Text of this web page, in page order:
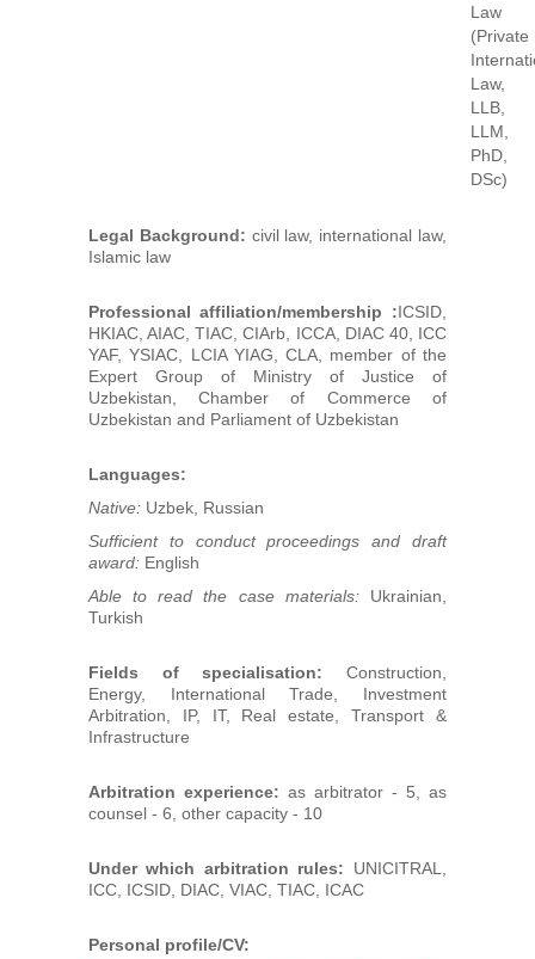
Law
(Private
Law,
LLB,
LLM,
PhD,
DSc)
Legal Background: civil law, international law,
Islamic law
Professional affiliation/membership :ICSID,
HKIAC, AIAC, TIAC, CIArb, ICCA, DIAC 40, ICC
YAF, YSIAC, LCIA YIAG, CLA, member of the
Expert Group of Ministry of Justice of
Uzbekistan, Chamber of Commerce of
Uzbekistan and Parliament of Uzbekistan
Languages:
Native: Uzbek, Russian
Sufficient to conduct proceedings and draft
award: English
Able to read the case materials:Ukrainian,
Turkish
Fields of specialisation: Construction,
Energy, International Trade, Investment
Arbitration, IP, IT, Real estate, Transport &
Infrastructure
Arbitration experience: as arbitrator - 5, as
counsel - 6, other capacity - 10
Under which arbitration rules: UNICITRAL,
ICC, ICSID, DIAC, VIAC, TIAC, ICAC
Personal profile/CV: